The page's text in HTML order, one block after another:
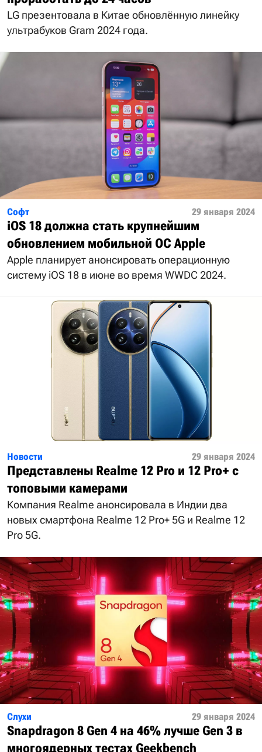
LG презентовала в Китае обновлённую линейку
ультрабуков Gram 2024 года.
Софт 29 января 2024
iOS 18 должна стать крупнейшим
обновлением мобильной ОС Apple
Apple планирует анонсировать операционную
систему iOS 18 в июне во время WWDC 2024.
Новости 29 января 2024
Представлены Realme 12 Pro и 12 Pro+ с
топовыми камерами
Компания Realme анонсировала в Индии два
новых смартфона Realme 12 Pro+ 5G и Realme 12
Pro 5G.
Слухи 29 января 2024
Snapdragon 8 Gen 4 на 46% лучше Gen 3 в
многоядерных тестах Geekbench